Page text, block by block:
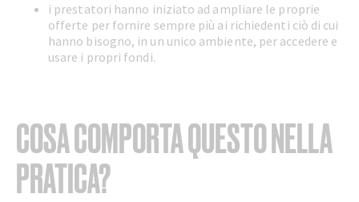
i prestatori hanno iniziato ad ampliare le proprie
offerte per fornire sempre più ai richiedenti ciò di cui
hanno bisogno, in un unico ambiente, per accedere e
usare i propri fondi.
COSA COMPORTA QUESTO NELLA
PRATICA?